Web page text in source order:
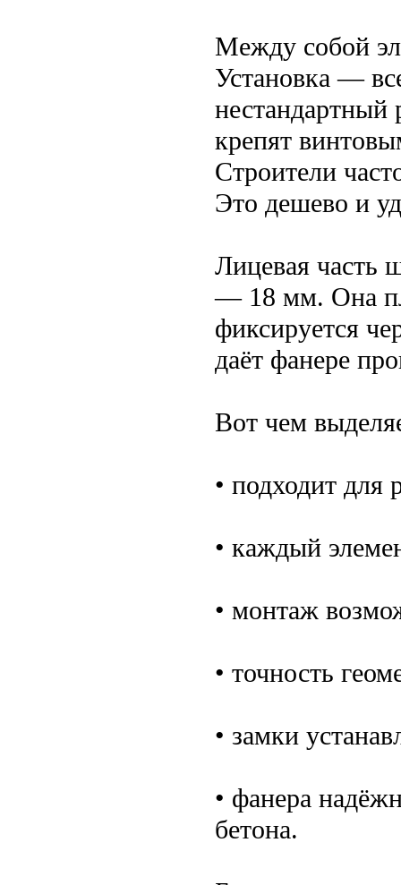
Между собой
Установка —
крепят
Строители
Это дешево и
Лицевая часть
— 18 мм. Она
фиксируется
даёт фанере
Вот чем
• подходит для
• каждый
• монтаж
• точность
• замки
• фанера
бетона.